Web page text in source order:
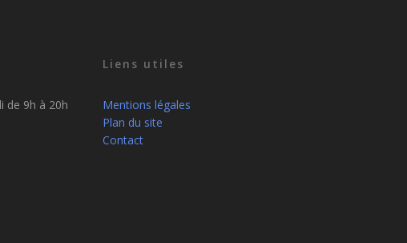
de 9h à 20h
Liens utiles
Mentions légales
Plan du site
Contact